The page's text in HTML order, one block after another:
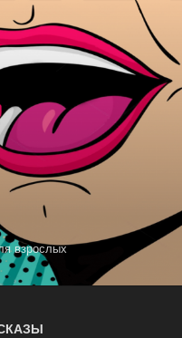
взрослых